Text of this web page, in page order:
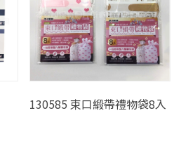
130585 束口緞帶禮物袋8入